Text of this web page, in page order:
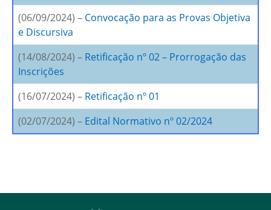
(06/09/2024) – Convocação para as Provas Objetiva
e Discursiva
(14/08/2024) – Retificação nº 02 – Prorrogação das
Inscrições
(16/07/2024) – Retificação nº 01
(02/07/2024) – Edital Normativo nº 02/2024